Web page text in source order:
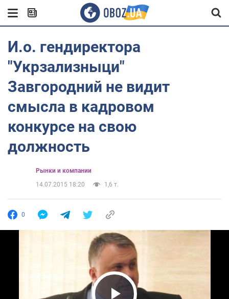
​И.о. гендиректора
"Укрзализныци"
Завгородний не видит
смысла в кадровом
конкурсе на свою
должность
Рынки и компании
14.07.2015 18:20
1,6 т.
0